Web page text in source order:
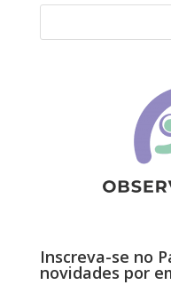
Inscreva-se no
novidades por